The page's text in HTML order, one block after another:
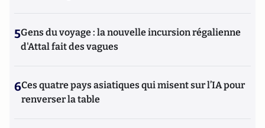
5Gens du voyage : la nouvelle incursion régalienne
d'Attal fait des vagues
6Ces quatre pays asiatiques qui misent sur l’IA pour
renverser la table